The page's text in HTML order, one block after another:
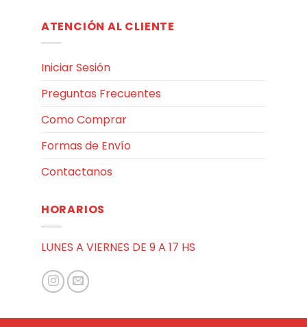
ATENCIÓN AL CLIENTE
Iniciar Sesión
Preguntas Frecuentes
Como Comprar
Formas de Envío
Contactanos
HORARIOS
LUNES A VIERNES DE 9 A 17 HS